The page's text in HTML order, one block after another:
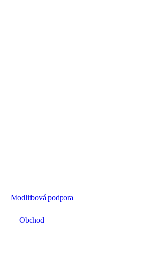
Modlitbová podpora
Obchod